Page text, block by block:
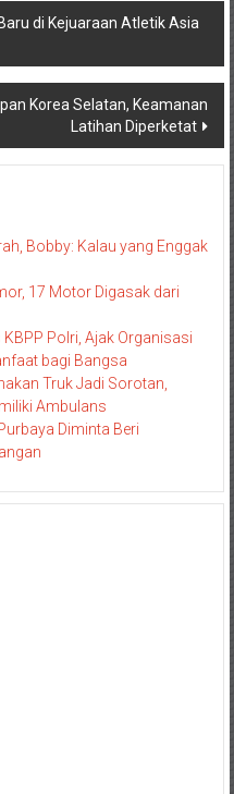
di Kejuaraan Atletik Asia
Korea Selatan, Keamanan
Latihan Diperketat
Bobby: Kalau yang Enggak
17 Motor Digasak dari
Polri, Ajak Organisasi
bagi Bangsa
Truk Jadi Sorotan,
Ambulans
Diminta Beri